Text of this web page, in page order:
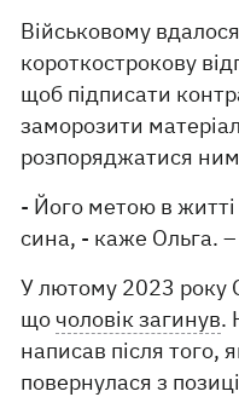
Військовому
короткострокову
щоб підписати
заморозити
розпоряджатися ним
- Його метою в
сина, - каже Ольга.
У лютому 2023 року
що чоловік загинув.
написав після того,
повернулася з